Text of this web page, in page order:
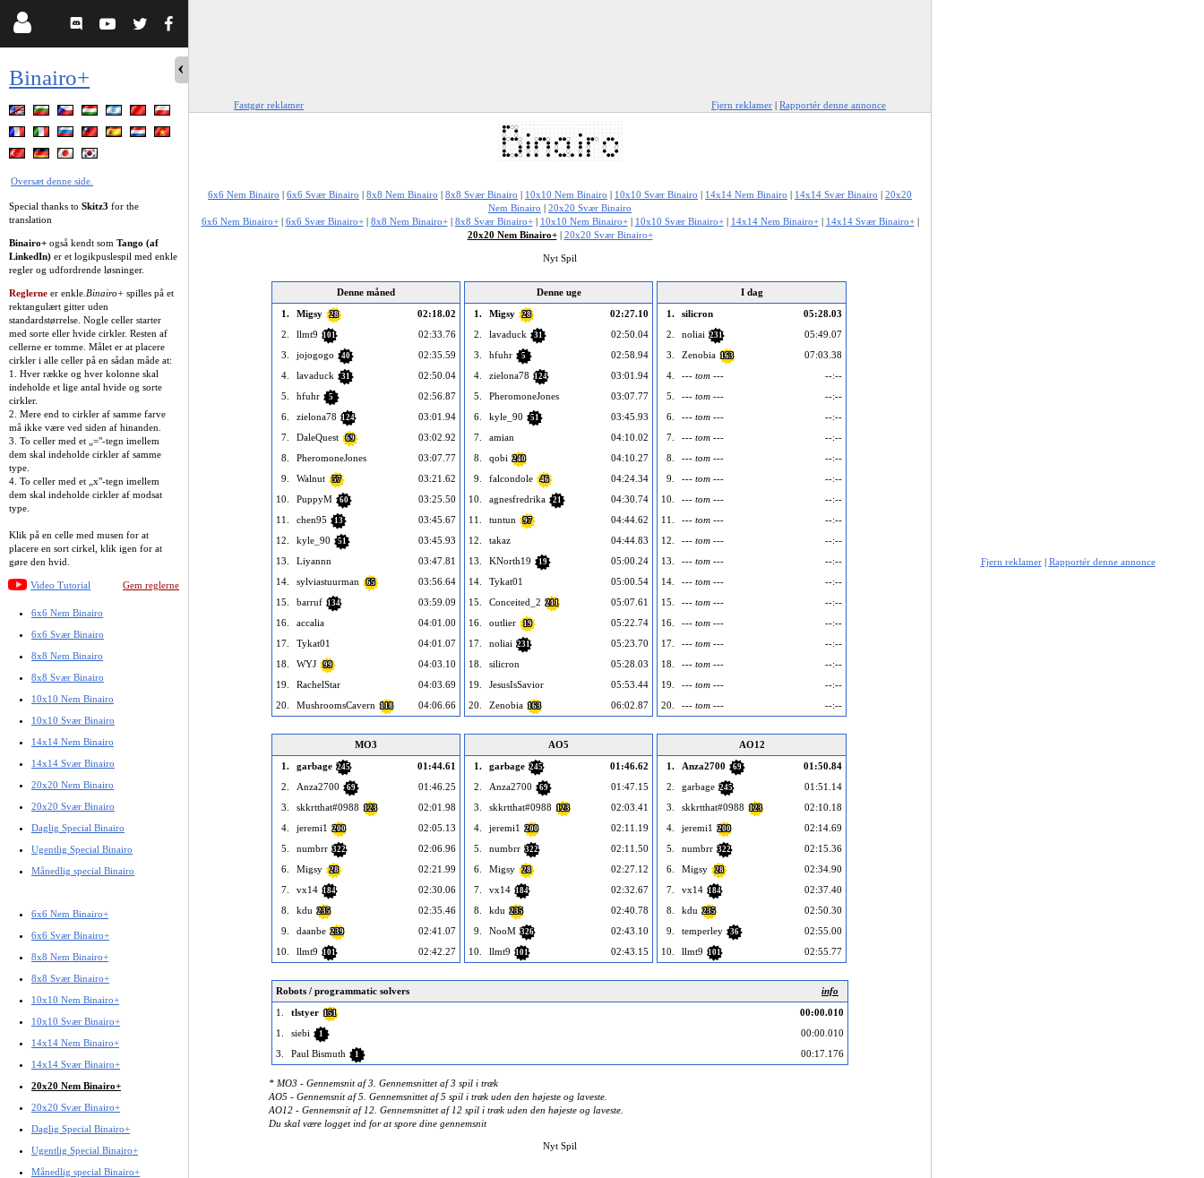
Binairo+
Oversæt denne side.
Special thanks to Skitz3 for the
translation
Binairo+ også kendt som Tango (af
LinkedIn) er et logikpuslespil med enkle
regler og udfordrende løsninger.
Reglerne er enkle. Binairo+ spilles på et
rektangulært gitter uden
standardstørrelse. Nogle celler starter
med sorte eller hvide cirkler. Resten af
cellerne er tomme. Målet er at placere
cirkler i alle celler på en sådan måde at:
1. Hver række og hver kolonne skal
indeholde et lige antal hvide og sorte
cirkler.
2. Mere end to cirkler af samme farve
må ikke være ved siden af hinanden.
3. To celler med et „="-tegn imellem
dem skal indeholde cirkler af samme
type.
4. To celler med et „x"-tegn imellem
dem skal indeholde cirkler af modsat
type.
Klik på en celle med musen for at
placere en sort cirkel, klik igen for at
gøre den hvid.
Video Tutorial Gem reglerne
6x6 Nem Binairo
6x6 Svær Binairo
8x8 Nem Binairo
8x8 Svær Binairo
10x10 Nem Binairo
10x10 Svær Binairo
14x14 Nem Binairo
14x14 Svær Binairo
20x20 Nem Binairo
20x20 Svær Binairo
Daglig Special Binairo
Ugentlig Special Binairo
Månedlig special Binairo
6x6 Nem Binairo+
6x6 Svær Binairo+
8x8 Nem Binairo+
8x8 Svær Binairo+
10x10 Nem Binairo+
10x10 Svær Binairo+
14x14 Nem Binairo+
14x14 Svær Binairo+
20x20 Nem Binairo+
20x20 Svær Binairo+
Daglig Special Binairo+
Ugentlig Special Binairo+
Månedlig special Binairo+
Fastgør reklamer Fjern reklamer | Rapportér denne annonce
6x6 Nem Binairo | 6x6 Svær Binairo | 8x8 Nem Binairo | 8x8 Svær Binairo | 10x10 Nem Binairo | 10x10 Svær Binairo | 14x14 Nem Binairo | 14x14 Svær Binairo | 20x20
Nem Binairo | 20x20 Svær Binairo
6x6 Nem Binairo+| 6x6 Svær Binairo+| 8x8 Nem Binairo+| 8x8 Svær Binairo+| 10x10 Nem Binairo+| 10x10 Svær Binairo+| 14x14 Nem Binairo+| 14x14 Svær Binairo+|
20x20 Nem Binairo+| 20x20 Svær Binairo+
Nyt Spil
Denne måned
1.
Migsy 28
02:18.02
2.
llmt9 101
02:33.76
3.
jojogogo 40
02:35.59
4.
lavaduck 31
02:50.04
5.
hfuhr 5
02:56.87
6.
zielona78 124
03:01.94
7.
DaleQuest 69
03:02.92
8.
PheromoneJones
03:07.77
9.
Walnut 57
03:21.62
10.
PuppyM 60
03:25.50
11.
chen95 13
03:45.67
12.
kyle_90 51
03:45.93
13.
Liyannn
03:47.81
14.
sylviastuurman 65
03:56.64
15.
barruf 134
03:59.09
16.
accalia
04:01.00
17.
Tykat01
04:01.07
18.
WYJ 99
04:03.10
19.
RachelStar
04:03.69
20.
MushroomsCavern 118 04:06.66
Denne uge
1.
Migsy 28
02:27.10
2.
lavaduck 31
02:50.04
3.
hfuhr 5
02:58.94
4.
zielona78 124
03:01.94
5.
PheromoneJones
03:07.77
6.
kyle_90 51
03:45.93
7.
amian
04:10.02
8.
qobi 240
04:10.27
9.
falcondole 46
04:24.34
10.
agnesfredrika 21
04:30.74
11.
tuntun 97
04:44.62
12.
takaz
04:44.83
13.
KNorth19 19
05:00.24
14.
Tykat01
05:00.54
15.
Conceited_2 211
05:07.61
16.
outlier 19
05:22.74
17.
noliai 231
05:23.70
18.
silicron
05:28.03
19.
JesusIsSavior
05:53.44
20.
Zenobia 163 06:02.87
I dag
1.
silicron
05:28.03
2.
noliai 231
05:49.07
3.
Zenobia 163
07:03.38
4.
--- tom ---
--:--
5.
--- tom ---
--:--
6.
--- tom ---
--:--
7.
--- tom ---
--:--
8.
--- tom ---
--:--
9.
--- tom ---
--:--
10.
--- tom ---
--:--
11.
--- tom ---
--:--
12.
--- tom ---
--:--
13.
--- tom ---
--:--
14.
--- tom ---
--:--
15.
--- tom ---
--:--
16.
--- tom ---
--:--
17.
--- tom ---
--:--
18.
--- tom ---
--:--
19.
--- tom ---
--:--
20.
--- tom --- --:--
MO3
1.
garbage 245
01:44.61
2.
Anza2700 69
01:46.25
3.
skkrtthat#0988 123
02:01.98
4.
jeremi1 200
02:05.13
5.
numbrr 322
02:06.96
6.
Migsy 28
02:21.99
7.
vx14 184
02:30.06
8.
kdu 235
02:35.46
9.
daanbe 239
02:41.07
10.
llmt9 101 02:42.27
AO5
1.
garbage 245
01:46.62
2.
Anza2700 69
01:47.15
3.
skkrtthat#0988 123
02:03.41
4.
jeremi1 200
02:11.19
5.
numbrr 322
02:11.50
6.
Migsy 28
02:27.12
7.
vx14 184
02:32.67
8.
kdu 235
02:40.78
9.
NooM 326
02:43.10
10.
llmt9 101 02:43.15
AO12
1.
Anza2700 69
01:50.84
2.
garbage 245
01:51.14
3.
skkrtthat#0988 123
02:10.18
4.
jeremi1 200
02:14.69
5.
numbrr 322
02:15.36
6.
Migsy 28
02:34.90
7.
vx14 184
02:37.40
8.
kdu 235
02:50.30
9.
temperley 36
02:55.00
10.
llmt9 101 02:55.77
Robots / programmatic solvers
info
1.
tlstyer 151
00:00.010
1.
siebi 1
00:00.010
3.
Paul Bismuth 1 00:17.176
* MO3 - Gennemsnit af 3. Gennemsnittet af 3 spil i træk
AO5 - Gennemsnit af 5. Gennemsnittet af 5 spil i træk uden den højeste og laveste.
AO12 - Gennemsnit af 12. Gennemsnittet af 12 spil i træk uden den højeste og laveste.
Du skal være logget ind for at spore dine gennemsnit
Nyt Spil
Fjern reklamer| Rapportér denne annonce